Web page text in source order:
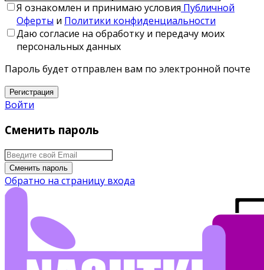
Я ознакомлен и принимаю условия Публичной
Оферты и Политики конфиденциальности
Даю согласие на обработку и передачу моих
персональных данных
Пароль будет отправлен вам по электронной почте
Регистрация
Войти
Сменить пароль
Сменить пароль
Обратно на страницу входа